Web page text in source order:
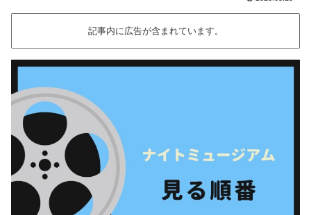
記事内に広告が含まれています。